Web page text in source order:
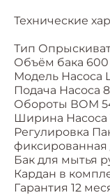
Технические
Тип
Объём бака 600
Модель Насоса
Подача Насоса
Обороты ВОМ
Ширина Насоса
Регулировка
фиксированная
Бак для мытья
Кардан в
Гарантия 12